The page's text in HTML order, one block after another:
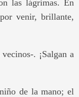
las lágrimas. En
venir, brillante,
. ¡Salgan a
de la mano; el